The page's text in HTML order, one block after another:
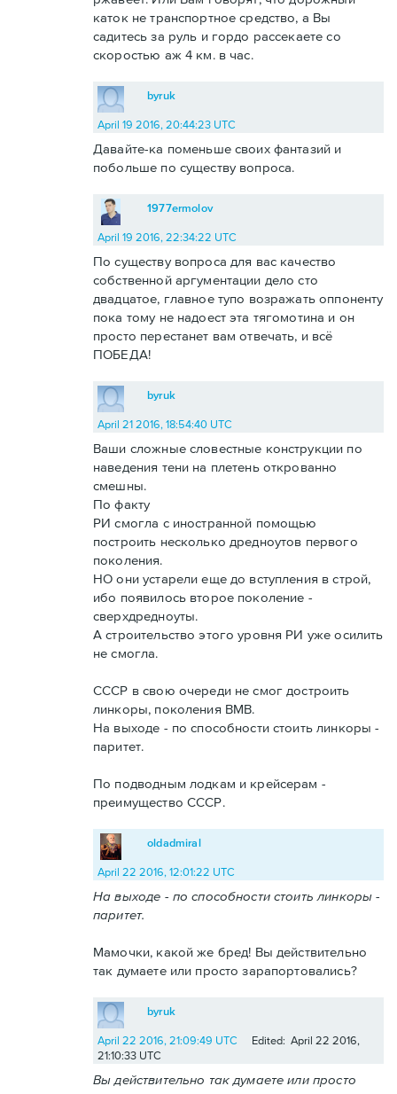
каток не транспортное средство, а Вы
садитесь за руль и гордо рассекаете со
скоростью аж 4 км. в час.
byruk
April 19 2016, 20:44:23 UTC
Давайте-ка поменьше своих фантазий и
побольше по существу вопроса.
1977ermolov
April 19 2016, 22:34:22 UTC
По существу вопроса для вас качество
собственной аргументации дело сто
двадцатое, главное тупо возражать оппоненту
пока тому не надоест эта тягомотина и он
просто перестанет вам отвечать, и всё
ПОБЕДА!
byruk
April 21 2016, 18:54:40 UTC
Ваши сложные словестные конструкции по
наведения тени на плетень открованно
смешны.
По факту
РИ смогла с иностранной помощью
построить несколько дредноутов первого
поколения.
НО они устарели еще до вступления в строй,
ибо появилось второе поколение -
сверхдредноуты.
А строительство этого уровня РИ уже осилить
не смогла.
СССР в свою очереди не смог достроить
линкоры, поколения ВМВ.
На выходе - по способности стоить линкоры -
паритет.
По подводным лодкам и крейсерам -
преимущество СССР.
oldadmiral
April 22 2016, 12:01:22 UTC
На выходе - по способности стоить линкоры -
паритет.
Мамочки, какой же бред! Вы действительно
так думаете или просто зарапортовались?
byruk
April 22 2016, 21:09:49 UTC
Edited: April 22 2016,
21:10:33 UTC
Вы действительно так думаете или просто